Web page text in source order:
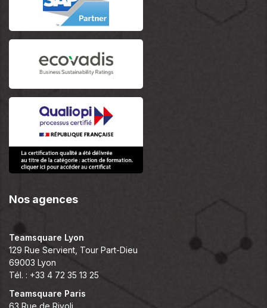
Nos agences
Teamsquare Lyon
129 Rue Servient, Tour Part-Dieu
69003 Lyon
Tél. : +33 4 72 35 13 25
Teamsquare Paris
63 Rue de Rivoli